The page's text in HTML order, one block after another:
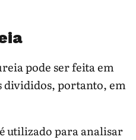
pode ser feita em
divididos, portanto, em
utilizado para analisar